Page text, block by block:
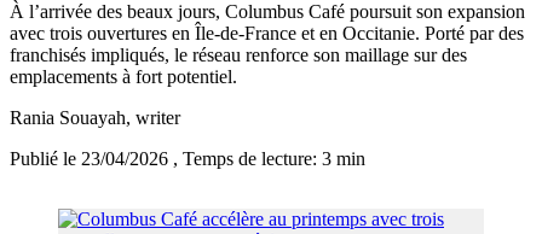
À l’arrivée des beaux jours, Columbus Café poursuit son expansion
avec trois ouvertures en Île-de-France et en Occitanie. Porté par des
franchisés impliqués, le réseau renforce son maillage sur des
emplacements à fort potentiel.
Rania Souayah, writer
Publié le 23/04/2026 , Temps de lecture: 3 min